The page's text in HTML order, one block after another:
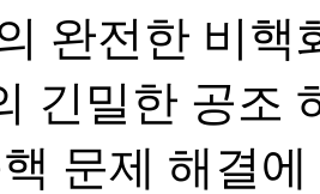
완전한 비핵
긴밀한 공조
문제 해결